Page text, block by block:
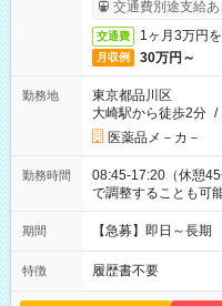
交通費別途支給あ
交通費 1ヶ月3万円
月収例 30万円～
勤務地
東京都品川区
大崎駅から徒歩2分 /
医薬品メ－カ－
勤務時間
08:45-17:20（休憩
で調整することも可
勤務終了時間
期間 【急募】即日～長
特徴 履歴書不要